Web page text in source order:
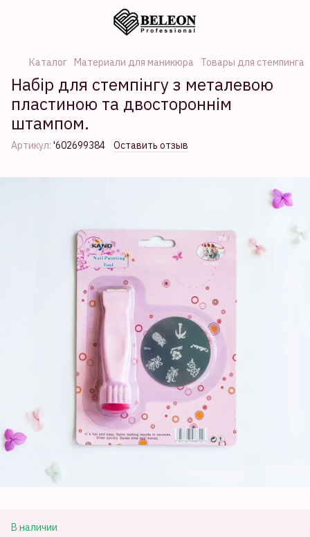
Каталог Материали для маникюра Товары для стемпинга
Набір для стемпінгу з металевою
пластиною та двостороннім
штампом.
Артикул: '602699384 Оставить отзыв
В наличии